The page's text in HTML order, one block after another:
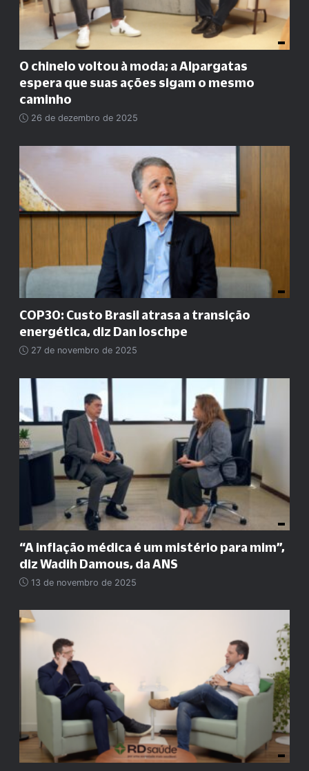
O chinelo voltou à moda; a Alpargatas
espera que suas ações sigam o mesmo
caminho
26 de dezembro de 2025
COP30: Custo Brasil atrasa a transição
energética, diz Dan Ioschpe
27 de novembro de 2025
“A inflação médica é um mistério para mim”,
diz Wadih Damous, da ANS
13 de novembro de 2025